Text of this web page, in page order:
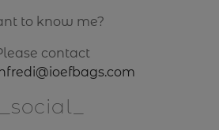
to know me?
contact
social